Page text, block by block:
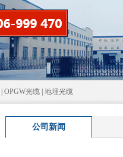
OPGW光缆 地埋光缆
公司新闻